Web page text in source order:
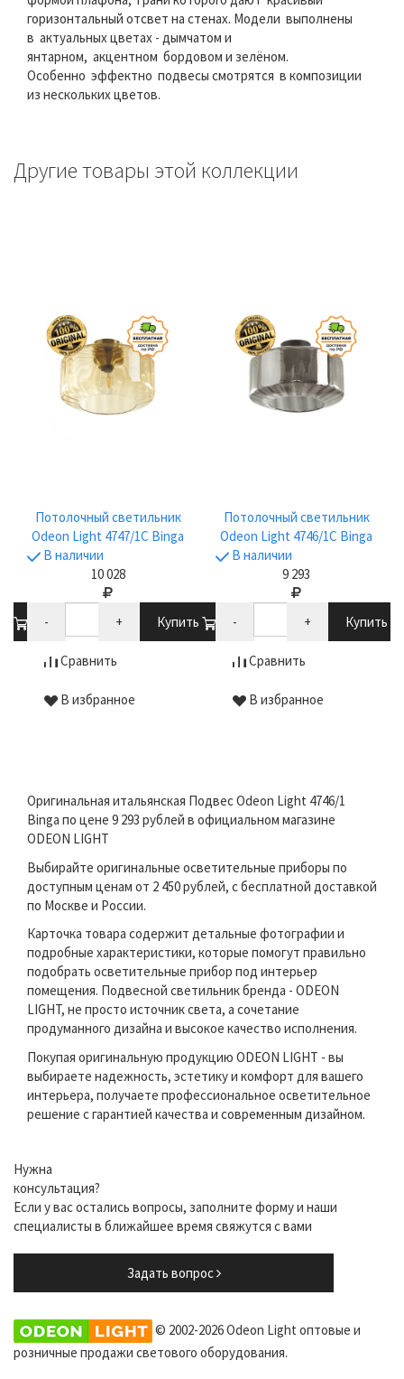
горизонтальный отсвет на стенах. Модели выполнены
в актуальных цветах - дымчатом и
янтарном, акцентном бордовом и зелёном.
Особенно эффектно подвесы смотрятся в композиции
из нескольких цветов.
Другие товары этой коллекции
Потолочный светильник
Odeon Light 4747/1C Binga
В наличии
10 028
- + Купить
Сравнить
В избранное
Потолочный светильник
Odeon Light 4746/1C Binga
В наличии
9 293
- + Купить
Сравнить
В избранное
Оригинальная итальянская Подвес Odeon Light 4746/1
Binga по цене 9 293 рублей в официальном магазине
ODEON LIGHT
Выбирайте оригинальные осветительные приборы по
доступным ценам от 2 450 рублей, с бесплатной доставкой
по Москве и России.
Карточка товара содержит детальные фотографии и
подробные характеристики, которые помогут правильно
подобрать осветительные прибор под интерьер
помещения. Подвесной светильник бренда - ODEON
LIGHT, не просто источник света, а сочетание
продуманного дизайна и высокое качество исполнения.
Покупая оригинальную продукцию ODEON LIGHT - вы
выбираете надежность, эстетику и комфорт для вашего
интерьера, получаете профессиональное осветительное
решение с гарантией качества и современным дизайном.
Нужна
консультация?
Если у вас остались вопросы, заполните форму и наши
специалисты в ближайшее время свяжутся с вами
Задать вопрос
© 2002-2026 Odeon Light оптовые и
розничные продажи светового оборудования.